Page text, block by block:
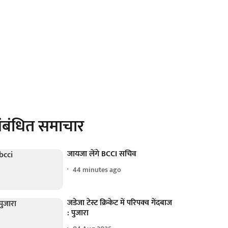
समाचार
जायजा लेंगे BCCI सचिव
44 minutes ago
जडेजा टेस्ट क्रिकेट में परिपक्व गेंदबाज
: पुजारा